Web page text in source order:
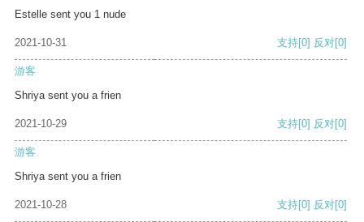
Estelle sent you 1 nude
2021-10-31 支持[0] 反对[0]
游客
Shriya sent you a frien
2021-10-29 支持[0] 反对[0]
游客
Shriya sent you a frien
2021-10-28 支持[0] 反对[0]